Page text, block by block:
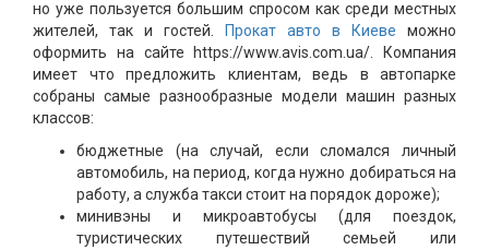
но уже пользуется большим спросом как среди местных
жителей, так и гостей.
Прокат авто в Киеве можно
оформить на сайте https://www.avis.com.ua/. Компания
имеет что предложить клиентам, ведь в автопарке
собраны самые разнообразные модели машин разных
классов:
бюджетные (на случай, если сломался личный
автомобиль, на период, когда нужно добираться на
работу, а служба такси стоит на порядок дороже);
минивэны и микроавтобусы (для поездок,
туристических путешествий семьей или